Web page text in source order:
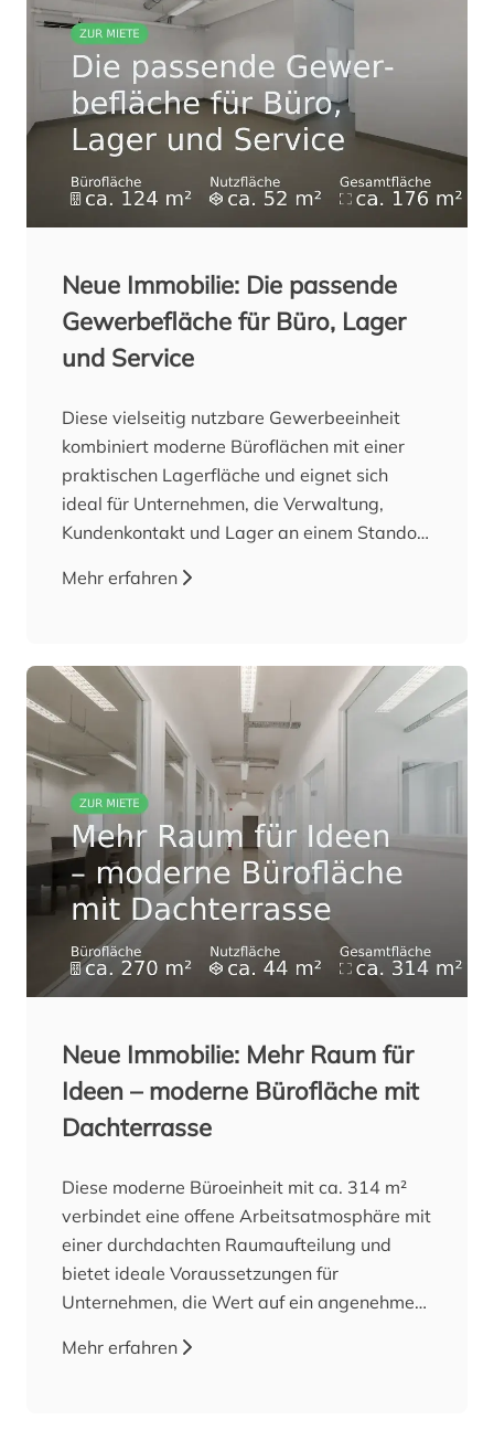
die ca. 273 m² große Lager- bzw.
Produktionsfläche, die durch den 2-Tonnen-
Lastenaufzug, die direkte Lkw-Andienung
sowie den robusten Industrieboden optimale
Voraussetzungen für einen reibungslosen
Betriebsablauf bietet. Ergänzt…
ansehen
Neue Immobilie: Die passende
Gewerbefläche für Büro, Lager
und Service
Diese vielseitig nutzbare Gewerbeeinheit
kombiniert moderne Büroflächen mit einer
praktischen Lagerfläche und eignet sich
ideal für Unternehmen, die Verwaltung,
Kundenkontakt und Lager an einem Standort
IT-Dienstleister, E-Commerce oder
Nutzungsmöglichkeiten. Auf ca. 176 m²
stehen rund 124 m² Bürofläche sowie eine
52 m² große Lagerfläche zur Verfügung. Ein
offen gestalteter Empfangsbereich sorgt für
einen angenehmen ersten Eindruck. Mehrere
Büroräume, ein flexibel nutzbarer
Arbeitsbereich, ein separater Archivraum,
eine Teeküche sowie getrennte Damen-…
Jetzt Exposé ansehen
Mehr erfahren
Neue Immobilie: Mehr Raum für
Ideen – moderne Bürofläche mit
Dachterrasse
Diese moderne Büroeinheit mit ca. 314 m²
verbindet eine offene Arbeitsatmosphäre mit
einer durchdachten Raumaufteilung und
bietet ideale Voraussetzungen für
Unternehmen, die Wert auf ein angenehmes
Ingenieurbüro, IT-Unternehmen,
Mehr erfahren